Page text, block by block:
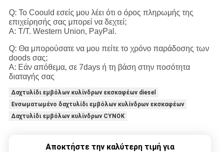
Q: Το Coould εσείς μου λέει ότι ο όρος πληρωμής της
επιχείρησής σας μπορεί να δεχτεί;
Α: T/T. Western Union, PayPal.
Q: Θα μπορούσατε να μου πείτε το χρόνο παράδοσης των
doods σας;
Α: Εάν απόθεμα, σε 7days ή τη βάση στην ποσότητα
διαταγής σας
Δαχτυλίδι εμβόλων κυλίνδρων εκσκαφέων diesel
Ενσωματωμένο δαχτυλίδι εμβόλων κυλίνδρων εκσκαφέων
Δαχτυλίδι εμβόλων κυλίνδρων CYNOK
Αποκτήστε την καλύτερη τιμή για